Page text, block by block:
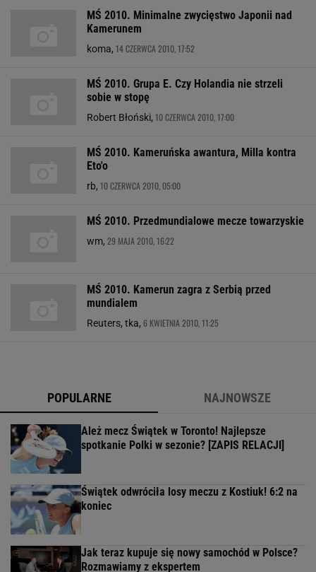
MŚ 2010. Minimalne zwycięstwo Japonii nad
Kamerunem
koma, 14 CZERWCA 2010, 17:52
MŚ 2010. Grupa E. Czy Holandia nie strzeli
sobie w stopę
Robert Błoński, 10 CZERWCA 2010, 17:00
MŚ 2010. Kameruńska awantura, Milla kontra
Eto'o
rb, 10 CZERWCA 2010, 05:00
MŚ 2010. Przedmundialowe mecze towarzyskie
wm, 29 MAJA 2010, 16:22
MŚ 2010. Kamerun zagra z Serbią przed
mundialem
Reuters, tka, 6 KWIETNIA 2010, 11:25
POPULARNE NAJNOWSZE
Ależ mecz Świątek w Toronto! Najlepsze
spotkanie Polki w sezonie? [ZAPIS RELACJI]
Świątek odwróciła losy meczu z Kostiuk! 6:2 na
koniec
Jak teraz kupuje się nowy samochód w Polsce?
Rozmawiamy z ekspertem